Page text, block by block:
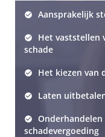
Aansprakelijk
Het vaststellen
schade
Het kiezen van
Laten
schadevergoeding